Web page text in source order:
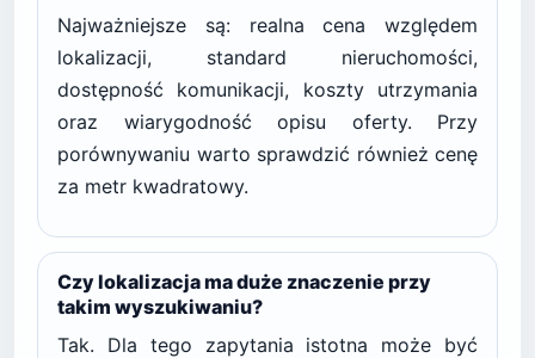
Najważniejsze są: realna cena względem
lokalizacji, standard nieruchomości,
dostępność komunikacji, koszty utrzymania
oraz wiarygodność opisu oferty. Przy
porównywaniu warto sprawdzić również cenę
za metr kwadratowy.
Czy lokalizacja ma duże znaczenie przy
takim wyszukiwaniu?
Tak. Dla tego zapytania istotna może być